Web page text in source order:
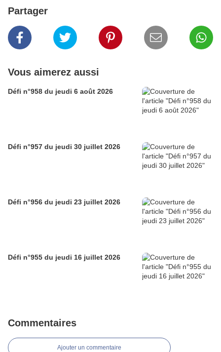
Partager
Vous aimerez aussi
Défi n°958 du jeudi 6 août 2026
Défi n°957 du jeudi 30 juillet 2026
Défi n°956 du jeudi 23 juillet 2026
Défi n°955 du jeudi 16 juillet 2026
Commentaires
Ajouter un commentaire